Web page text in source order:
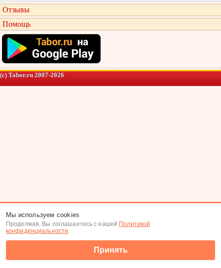
Отзывы
Помощь
(c) Tabor.ru 2007-2026
Мы используем cookies
Продолжая, Вы соглашаетесь с нашей Политикой
конфиденциальности.
Принять